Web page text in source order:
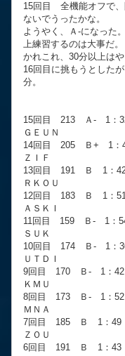
15回目 全機能オフで、
ないでうったかな。
ようやく、Ａ-になった
上練習するのは大事だ。
かれこれ、30分以上はや
16回目に挑もうとした
分。
15回目 213 Ａ- 1：
ＧＥＵＮ
14回目 205 Ｂ+ 1
ＺＩＦ
13回目 191 Ｂ 1：
ＲＫＯＵ
12回目 183 Ｂ 1：
ＡＳＫＩ
11回目 159 Ｂ- 1：
ＳＵＫ
10回目 174 Ｂ- 1：
ＵＴＤＩ
9回目 170 Ｂ- 1：
ＫＭＵ
8回目 173 Ｂ- 1：
ＭＮＡ
7回目 185 Ｂ 1：49
ＺＯＵ
6回目 191 Ｂ 1：43